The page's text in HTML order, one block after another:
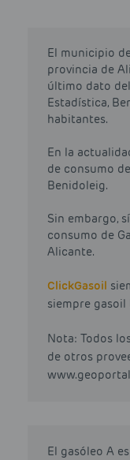
El municipio
provincia de
último dato
Estadística,
habitantes.
En la
de consumo
Benidoleig.
Sin embargo,
consumo de
Alicante.
ClickGasoil
siempre gasoil
Nota: Todos
de otros
El gasóleo A